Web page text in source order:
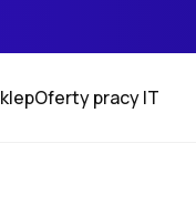
Oferty pracy IT